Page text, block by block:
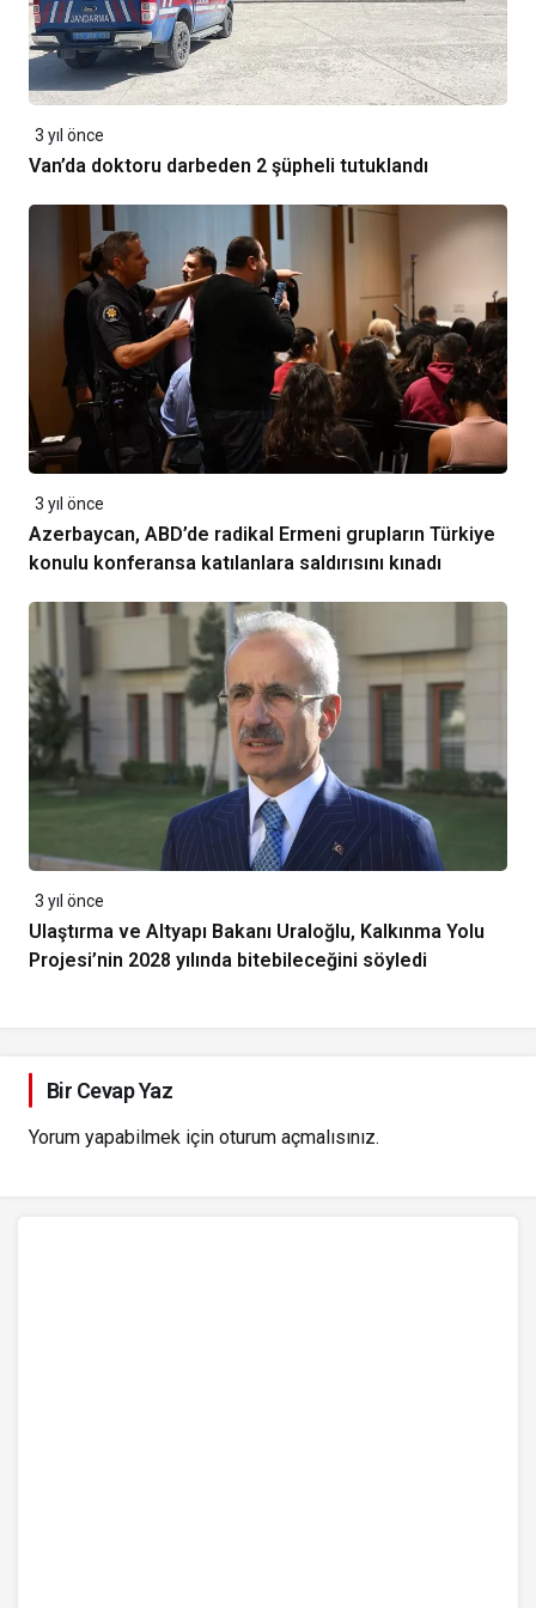
3 yıl önce
Van’da doktoru darbeden 2 şüpheli tutuklandı
3 yıl önce
Azerbaycan, ABD’de radikal Ermeni grupların Türkiye
konulu konferansa katılanlara saldırısını kınadı
3 yıl önce
Ulaştırma ve Altyapı Bakanı Uraloğlu, Kalkınma Yolu
Projesi’nin 2028 yılında bitebileceğini söyledi
Bir Cevap Yaz
Yorum yapabilmek için oturum açmalısınız.